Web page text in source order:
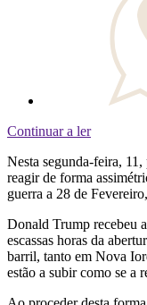
Continuar a ler
Nesta segunda-feira,
reagir de forma
guerra a 28 de
Donald Trump recebeu
escassas horas da
barril, tanto em Nova
estão a subir como se a